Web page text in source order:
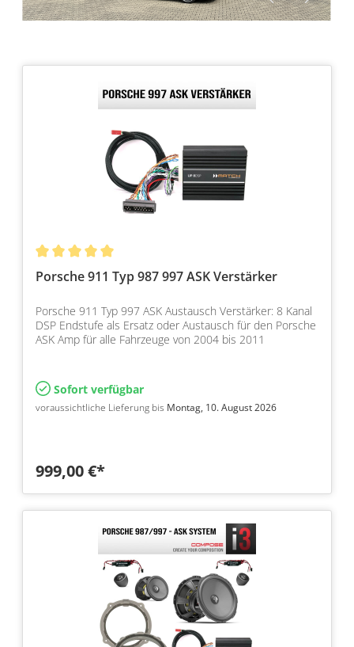
Porsche 911 Typ 987 997 ASK Verstärker
Porsche 911 Typ 997 ASK Austausch Verstärker: 8 Kanal
DSP Endstufe als Ersatz oder Austausch für den Porsche
ASK Amp für alle Fahrzeuge von 2004 bis 2011
Sofort verfügbar
voraussichtliche Lieferung bis Montag, 10. August 2026
999,00 €*